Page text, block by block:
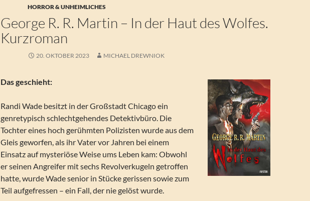
HORROR & UNHEIMLICHES
George R. R. Martin – In der Haut des Wolfes.
Kurzroman
20. OKTOBER 2023 MICHAEL DREWNIOK
Das geschieht:
Randi Wade besitzt in der Großstadt Chicago ein
genretypisch schlechtgehendes Detektivbüro. Die
Tochter eines hoch gerühmten Polizisten wurde aus dem
Gleis geworfen, als ihr Vater vor Jahren bei einem
Einsatz auf mysteriöse Weise ums Leben kam: Obwohl
er seinen Angreifer mit sechs Revolverkugeln getroffen
hatte, wurde Wade senior in Stücke gerissen sowie zum
Teil aufgefressen – ein Fall, der nie gelöst wurde.